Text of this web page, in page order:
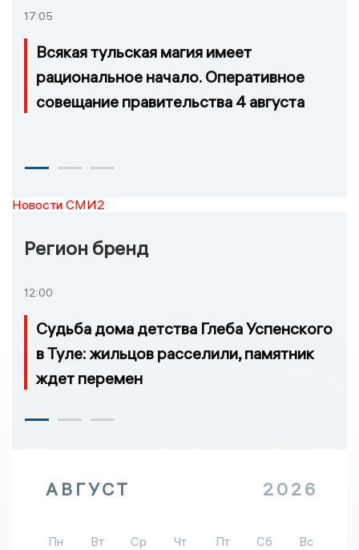
17:05
Всякая тульская магия имеет
рациональное начало. Оперативное
совещание правительства 4 августа
Новости СМИ2
Регион бренд
12:00
Судьба дома детства Глеба Успенского
в Туле: жильцов расселили, памятник
ждет перемен
АВГУСТ 2026
Пн Вт Ср Чт Пт Сб
Вс